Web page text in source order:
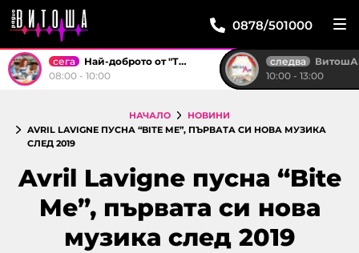
0878/501000
сега
Най-доброто от "Тройка на разсъмване"
08:00 - 10:00
следва
10:00 - 13:00
НАЧАЛО
НОВИНИ
AVRIL LAVIGNE ПУСНА “BITE ME”, ПЪРВАТА СИ НОВА МУЗИКА
СЛЕД 2019
Avril Lavigne пусна “Bite
Me”, първата си нова
музика след 2019